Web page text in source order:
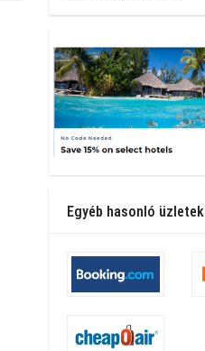
Egyéb hasonló üzletek